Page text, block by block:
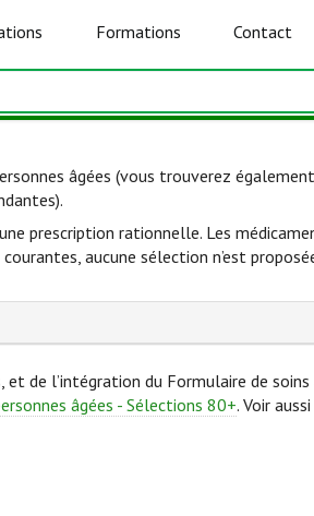
Formations Contact
âgées (vous trouverez
prescription rationnelle. Les
aucune sélection n’est
de l’intégration du Formulaire de
âgées - Sélections 80+. Voir aussi